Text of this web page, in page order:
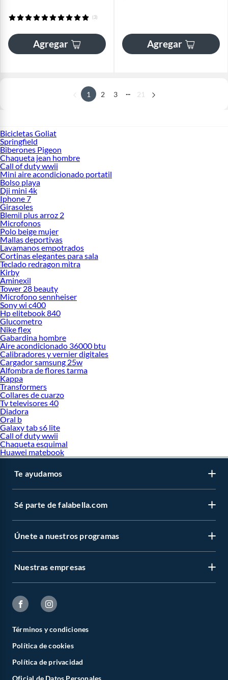
(3)
Agregar Agregar
1 2 3 ... 21
Bicicletas Goliat
Springfield
Biberones Pigeon
Chaqueta jean hombre
Call of duty wwii
Mini aire acondicionado portatil
Bolso playa
Dji mini 4k
Iphone 7
Girasoles
Blemil plus arroz 2
Microfonos
Polo beige mujer
Mallas deportivas
Lavamanos empotrados
Cortinas elegantes para sala
Teclado redragon mitra
Kirby
Aminexil
Tower 28 beauty
Microfono sennheiser
Sony wi c400
Hp elitebook 840
Glucometro
Nike flex
Gabardina hombre
Aire acondicionado 36000 btu
Calibradores y vernier digitales
Cargador samsung 25w
Alfombra de flores tarma
Kappa
Transformers
Collares de cuarzo
Tv televisores 40
Diadora
Oral b
Galaxy tab s6 lite
Call of duty wwii
Chaqueta esquimal
Huawei matebook
Te ayudamos
Sé parte de falabella.com
Únete a nuestros programas
Nuestras empresas
Términos y condiciones
Política de cookies
Política de privacidad